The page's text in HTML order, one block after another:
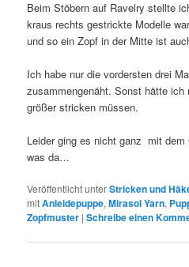
Beim Stöbern auf Ravelry stellte
kraus rechts gestrickte Modelle
und so ein Zopf in der Mitte ist
Ich habe nur die vordersten drei
zusammengenäht. Sonst hätte ich
größer stricken müssen.
Leider ging es nicht ganz mit
was da…
Veröffentlicht unterStricken und
mitAnleidepuppe,Mirasol Yarn,
Zopfmuster |Schreibe einen